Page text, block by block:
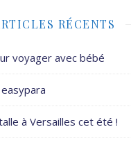
RÉCENTS
voyager avec bébé
à Versailles cet été !